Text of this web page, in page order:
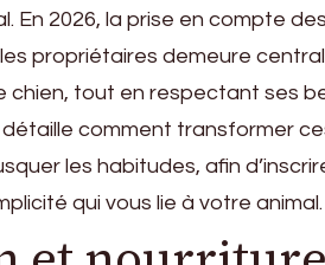
En 2026, la prise en compte
propriétaires demeure
chien, tout en respectant ses
comment transformer
les habitudes, afin
qui vous lie à votre animal.